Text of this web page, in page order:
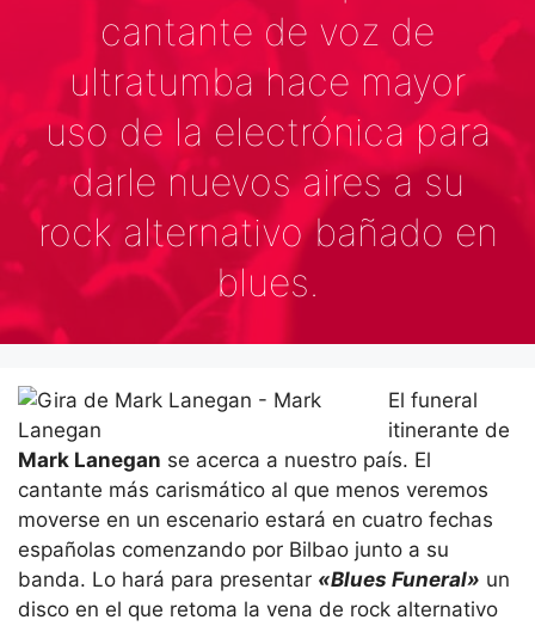
cantante de voz de
ultratumba hace mayor
uso de la electrónica para
darle nuevos aires a su
rock alternativo bañado en
blues.
El funeral
itinerante de
Mark Lanegan se acerca a nuestro país. El
cantante más carismático al que menos veremos
moverse en un escenario estará en cuatro fechas
españolas comenzando por Bilbao junto a su
banda. Lo hará para presentar «Blues Funeral» un
disco en el que retoma la vena de rock alternativo